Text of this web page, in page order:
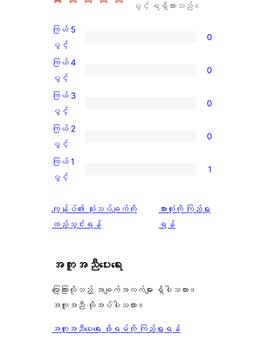
ပွင့် ရရှိထားသည်။
ကြယ်
5
ပွင့်
အဆင့်
သုံးသပ်
0
စောင်
ကြယ် 5
ပွင့်
0
ကြယ်
4
ပွင့်
အဆင့်
သုံးသပ်
0
စောင်
ကြယ် 4
ပွင့်
0
ကြယ်
3
ပွင့်
အဆင့်
သုံးသပ်
စောင်
ကြယ် 3
ပွင့်
0
ကြယ်
2
ပွင့်
သုံးသပ်
ချက်
ကြယ် 2
ပွင့်
0
ကြယ်
ပွင့်
အဆင့်
စောင်
ကြယ် 1
ပွင့်
1
ကျွန်ုပ်၏ သုံးသပ်ချက်ကို
ထည့်သွင်းရန်
သုံးသပ်
ချက်
အားလုံးကို ကြည့်ရှု
ရန်
အကူအညီပေးရေး
ပြောကြားလိုသည့် အချက်အလက်များ ရှိပါသလား။
အကူအညီ လိုအပ်ပါသလား။
အကူအညီပေးရေး ဖိုရမ်ကို ကြည့်ရှုရန်